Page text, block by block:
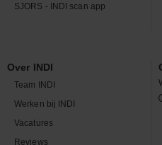
SJORS - INDI scan app
Over INDI
Team INDI
Werken bij INDI
Vacatures
Reviews